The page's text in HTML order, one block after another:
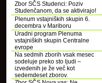
Zbor SČS Studenci: Poziv
Studenčanom, da se aktivirajo!
Plenum vstajniških skupin 6.
decembra v Mariboru
Uradni program Plenuma
vstajniških skupin Centralne
evrope
Na sedmih zborih vsak mesec
sodeluje preko sto ljudi –
izvedenih je že več kot
sedemdeset zborov.